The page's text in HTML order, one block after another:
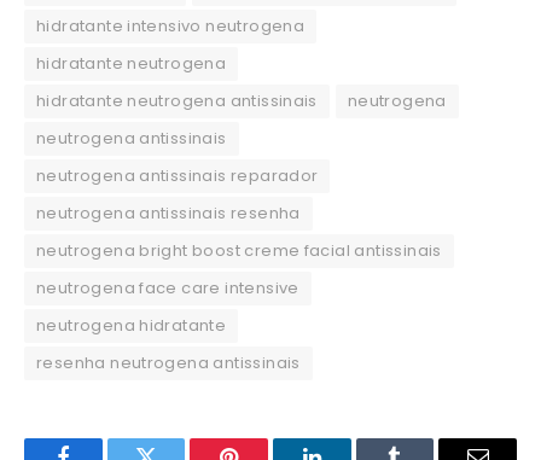
hidratante intensivo neutrogena
hidratante neutrogena
hidratante neutrogena antissinais
neutrogena
neutrogena antissinais
neutrogena antissinais reparador
neutrogena antissinais resenha
neutrogena bright boost creme facial antissinais
neutrogena face care intensive
neutrogena hidratante
resenha neutrogena antissinais